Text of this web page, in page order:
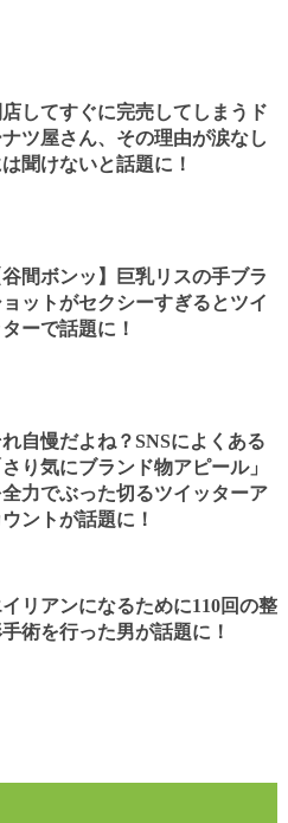
店してすぐに完売してしまうド
ナツ屋さん、その理由が涙なし
聞けないと話題に！
谷間ボンッ】巨乳リスの手ブラ
ョットがセクシーすぎるとツイ
ターで話題に！
自慢だよね？SNSによくある
さり気にブランド物アピール」
全力でぶった切るツイッターア
ウントが話題に！
リアンになるために110回の整
術を行った男が話題に！